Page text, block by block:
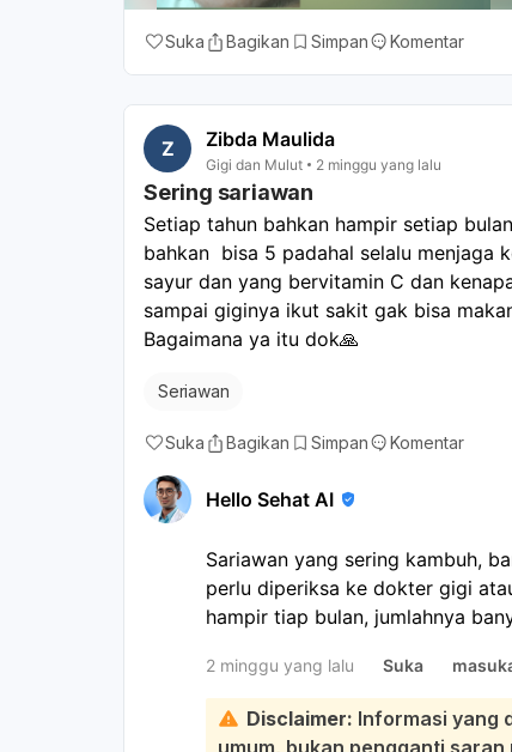
Suka Bagikan Simpan Komentar
Z Zibda Maulida
Gigi dan Mulut 2 minggu yang lalu
Sering sariawan
Setiap tahun bahkan hampir setiap
bahkan  bisa 5 padahal selalu menjaga
sayur dan yang bervitamin C dan
sampai giginya ikut sakit gak bisa
Bagaimana ya itu dok🙏
Seriawan
Suka Bagikan Simpan Komentar
Hello Sehat AI
Sariawan yang sering kambuh,
perlu diperiksa ke dokter gigi
hampir tiap bulan, jumlahnya
Walau kebersihan mulut sudah
lain seperti kekurangan vitamin
stres, alergi makanan, gesekan
2 minggu yang lalu Suka
Disclaimer: Informasi yang